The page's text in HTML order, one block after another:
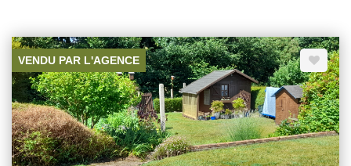
d'aménagement. À proximité des commodités et des transports.
Des travaux de rénovation sont à prévoir pour remettre la
maison au goût du jour et l'adapter à vos besoins, mais le
potentiel est indéniable pour créer un véritable cocon.
VENDU PAR L'AGENCE